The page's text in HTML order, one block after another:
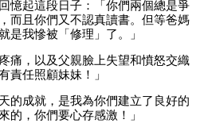
憶起這段日子：「你們兩個總是爭
而且你們又不認真讀書。但等爸媽
是我慘被「修理」了。」
痛，以及父親臉上失望和憤怒交織
責任照顧妹妹！」
的成就，是我為你們建立了良好的
的，你們要心存感激！」